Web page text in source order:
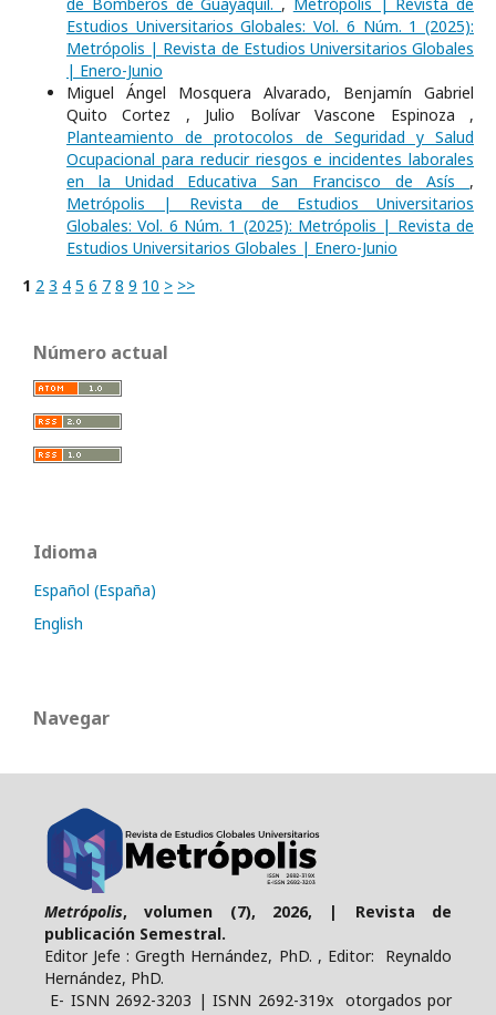
de Bomberos de Guayaquil. , Metrópolis | Revista de
Estudios Universitarios Globales: Vol. 6 Núm. 1 (2025):
Metrópolis | Revista de Estudios Universitarios Globales
| Enero-Junio
Miguel Ángel Mosquera Alvarado, Benjamín Gabriel
Quito Cortez , Julio Bolívar Vascone Espinoza ,
Planteamiento de protocolos de Seguridad y Salud
Ocupacional para reducir riesgos e incidentes laborales
en la Unidad Educativa San Francisco de Asís ,
Metrópolis | Revista de Estudios Universitarios
Globales: Vol. 6 Núm. 1 (2025): Metrópolis | Revista de
Estudios Universitarios Globales | Enero-Junio
1 2 3 4 5 6 7 8 9 10 > >>
Número actual
Idioma
Español (España)
English
Navegar
Metrópolis, volumen (7), 2026, | Revista de
publicación Semestral.
Editor Jefe : Gregth Hernández, PhD. , Editor: Reynaldo
Hernández, PhD.
E- ISNN 2692-3203 | ISNN 2692-319x otorgados por